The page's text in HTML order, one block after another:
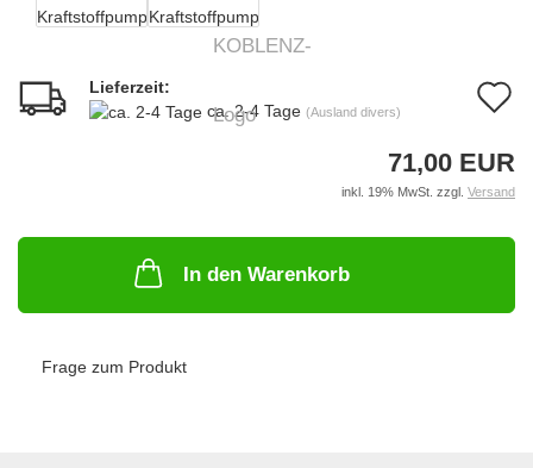
Lieferzeit:
ca. 2-4 Tage (Ausland divers)
71,00 EUR
inkl. 19% MwSt. zzgl. Versand
In den Warenkorb
Frage zum Produkt